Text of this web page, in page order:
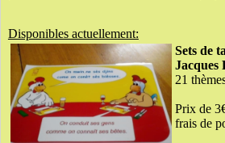
Disponibles actuellement:
Sets de
Jacques
21
Prix de
frais de